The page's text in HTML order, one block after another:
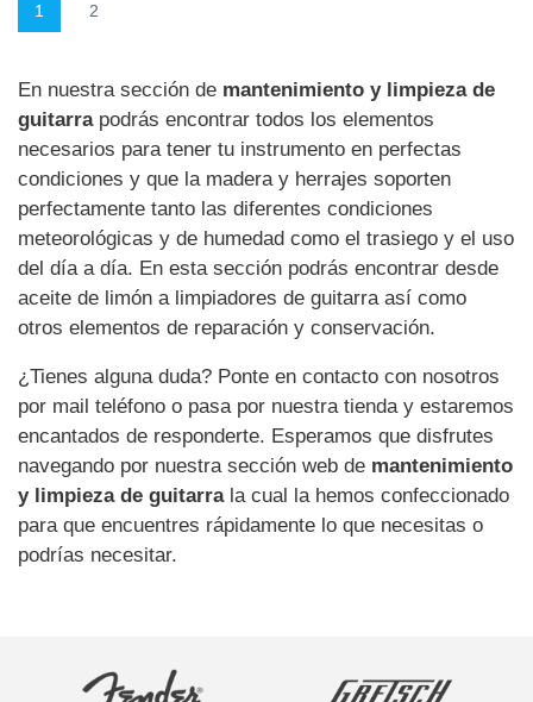
1 2
En nuestra sección de mantenimiento y limpieza de
guitarrapodrás encontrar todos los elementos
necesarios para tener tu instrumento en perfectas
condiciones y que la madera y herrajes soporten
perfectamente tanto las diferentes condiciones
meteorológicas y de humedad como el trasiego y el uso
del día a día. En esta sección podrás encontrar desde
aceite de limón a limpiadores de guitarra así como
otros elementos de reparación y conservación.
¿Tienes alguna duda? Ponte en contacto con nosotros
por mail teléfono o pasa por nuestra tienda y estaremos
encantados de responderte. Esperamos que disfrutes
navegando por nuestra sección web de mantenimiento
y limpieza de guitarrala cual la hemos confeccionado
para que encuentres rápidamente lo que necesitas o
podrías necesitar.